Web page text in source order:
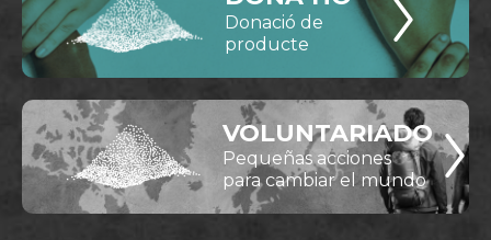
Donació de
producte
VOLUNTARIADO
Pequeñas acciones
para cambiar el mundo